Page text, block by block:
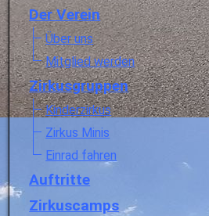
Der Verein
Über uns
Mitglied werden
Zirkusgruppen
Kinderzirkus
Zirkus Minis
Einrad fahren
Auftritte
Zirkuscamps